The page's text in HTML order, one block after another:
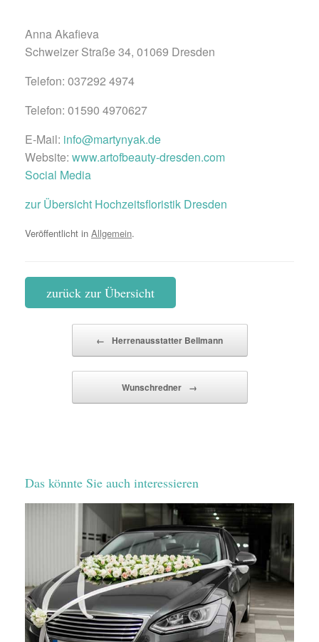
Anna Akafieva
Schweizer Straße 34, 01069 Dresden
Telefon: 037292 4974
Telefon: 01590 4970627
E-Mail: info@martynyak.de
Website: www.artofbeauty-dresden.com
Social Media
zur Übersicht Hochzeitsfloristik Dresden
Veröffentlicht in Allgemein.
zurück zur Übersicht
← Herrenausstatter Bellmann
Wunschredner →
Das könnte Sie auch interessieren